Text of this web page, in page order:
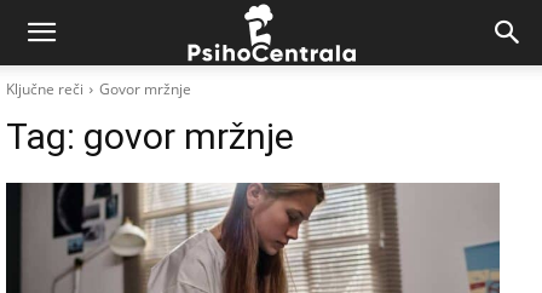
Ključne reči Govor mržnje
Tag: govor mržnje